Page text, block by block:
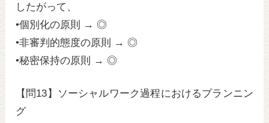
したがって、
•個別化の原則 → ◎
•非審判的態度の原則 → ◎
•秘密保持の原則 → ◎
【問13】ソーシャルワーク過程におけるプランニン
グ